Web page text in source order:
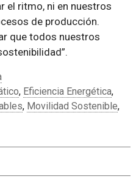
el ritmo, ni en nuestros
de producción.
que todos nuestros
, Eficiencia Energética,
, Movilidad Sostenible,